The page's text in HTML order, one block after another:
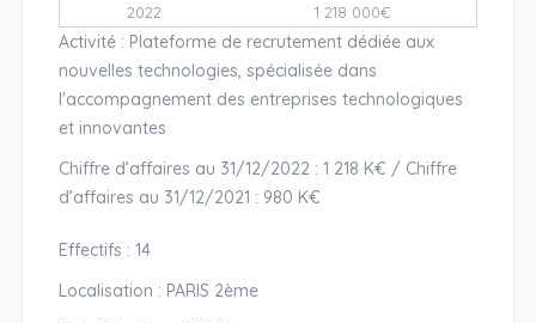
2022
1 218 000€
Activité : Plateforme de recrutement dédiée aux
nouvelles technologies, spécialisée dans
l'accompagnement des entreprises technologiques
et innovantes
Chiffre d’affaires au 31/12/2022 : 1 218 K€ / Chiffre
d’affaires au 31/12/2021 : 980 K€
Effectifs : 14
Localisation : PARIS 2ème